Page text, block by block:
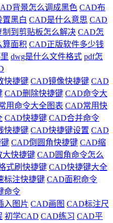
背景怎么调成黑色 CAD布
黑白 CAD是什么意思 CAD
到剪贴板怎么解决 CAD怎
算面积 CAD正版软件多少钱
dwg是什么文件格式 pdf怎
快捷键 CAD镜像快捷键 CAD
CAD删除快捷键 CAD命令大
用命令大全图表 CAD常用快
CAD快捷键 CAD合并命令
快捷键 CAD快捷键设置 CAD
CAD倒圆角快捷键 CAD缩
大快捷键 CAD圆角命令怎么
式刷快捷键 CAD快捷键大全
标注快捷键 CAD面积命令
命令
入图片 CAD画图 CAD标注尺
初学CAD CAD练习 CAD平